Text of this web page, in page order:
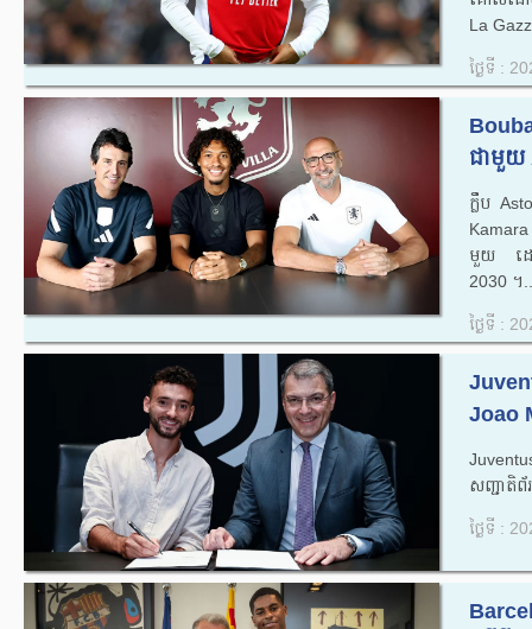
La
ថ្ងៃទី :
ជាមួយ
ក្លឹប
Kamara
មួយ ដោយ
2030 ។
ថ្ងៃទី :
Joao
សញ្ជាតិព័
ថ្ងៃទី :